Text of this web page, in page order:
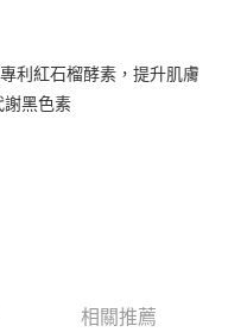
品］
利紅石榴酵素，提升肌膚
謝黑色素
相關推薦